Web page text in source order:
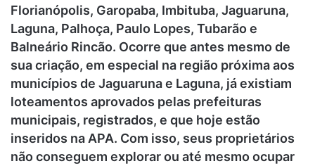
Florianópolis, Garopaba, Imbituba, Jaguaruna,
Laguna, Palhoça, Paulo Lopes, Tubarão e
Balneário Rincão. Ocorre que antes mesmo de
sua criação, em especial na região próxima aos
municípios de Jaguaruna e Laguna, já existiam
loteamentos aprovados pelas prefeituras
municipais, registrados, e que hoje estão
inseridos na APA. Com isso, seus proprietários
não conseguem explorar ou até mesmo ocupar